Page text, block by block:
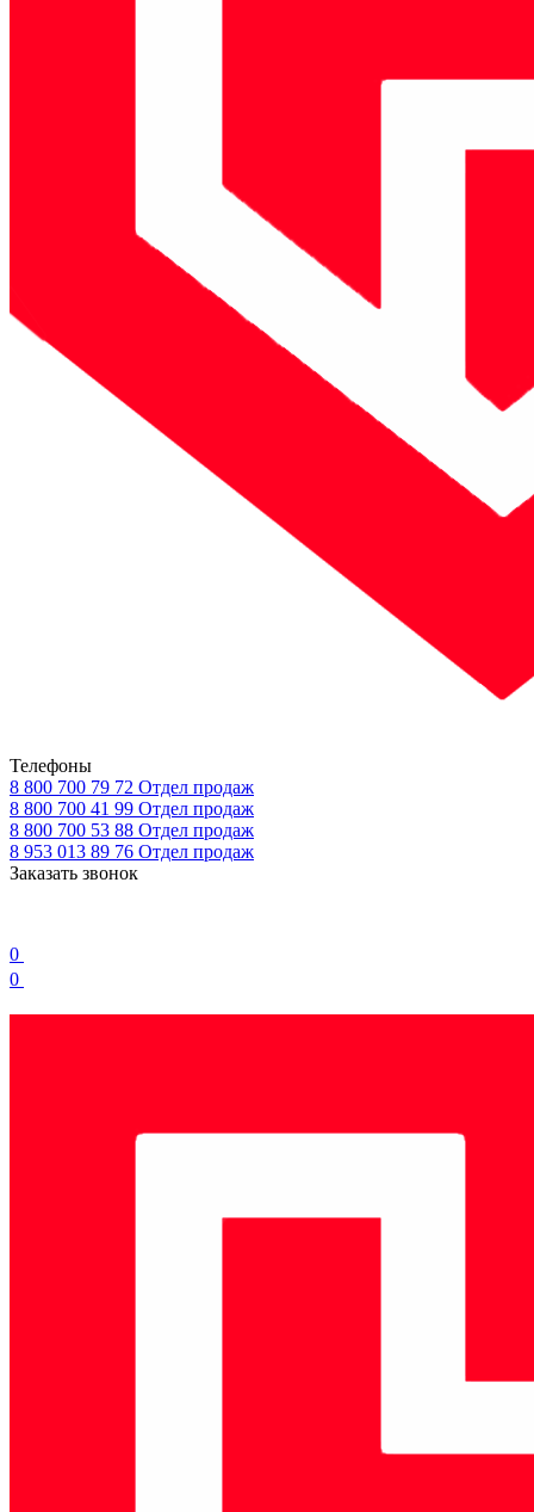
Телефоны
8 800 700 79 72 Отдел продаж
8 800 700 41 99 Отдел продаж
8 800 700 53 88 Отдел продаж
8 953 013 89 76 Отдел продаж
Заказать звонок
0
0